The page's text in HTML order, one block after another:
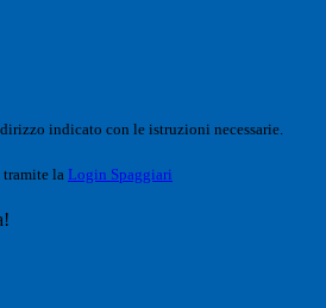
indicato con le istruzioni necessarie.
tramite la Login Spaggiari